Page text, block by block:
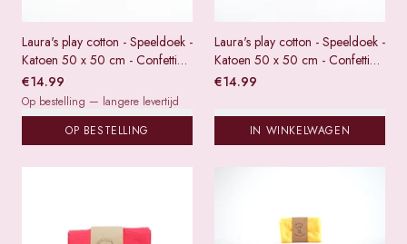
Laura's play cotton - Speeldoek -
Katoen 50 x 50 cm - Confetti
koel
€14.99
Op bestelling — langere levertijd
OP BESTELLING
Laura's play cotton - Speeldoek -
Katoen 50 x 50 cm - Confetti
warm
€14.99
IN WINKELWAGEN